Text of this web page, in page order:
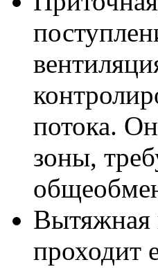
потока.
зоны,
Вытяжная
проходит